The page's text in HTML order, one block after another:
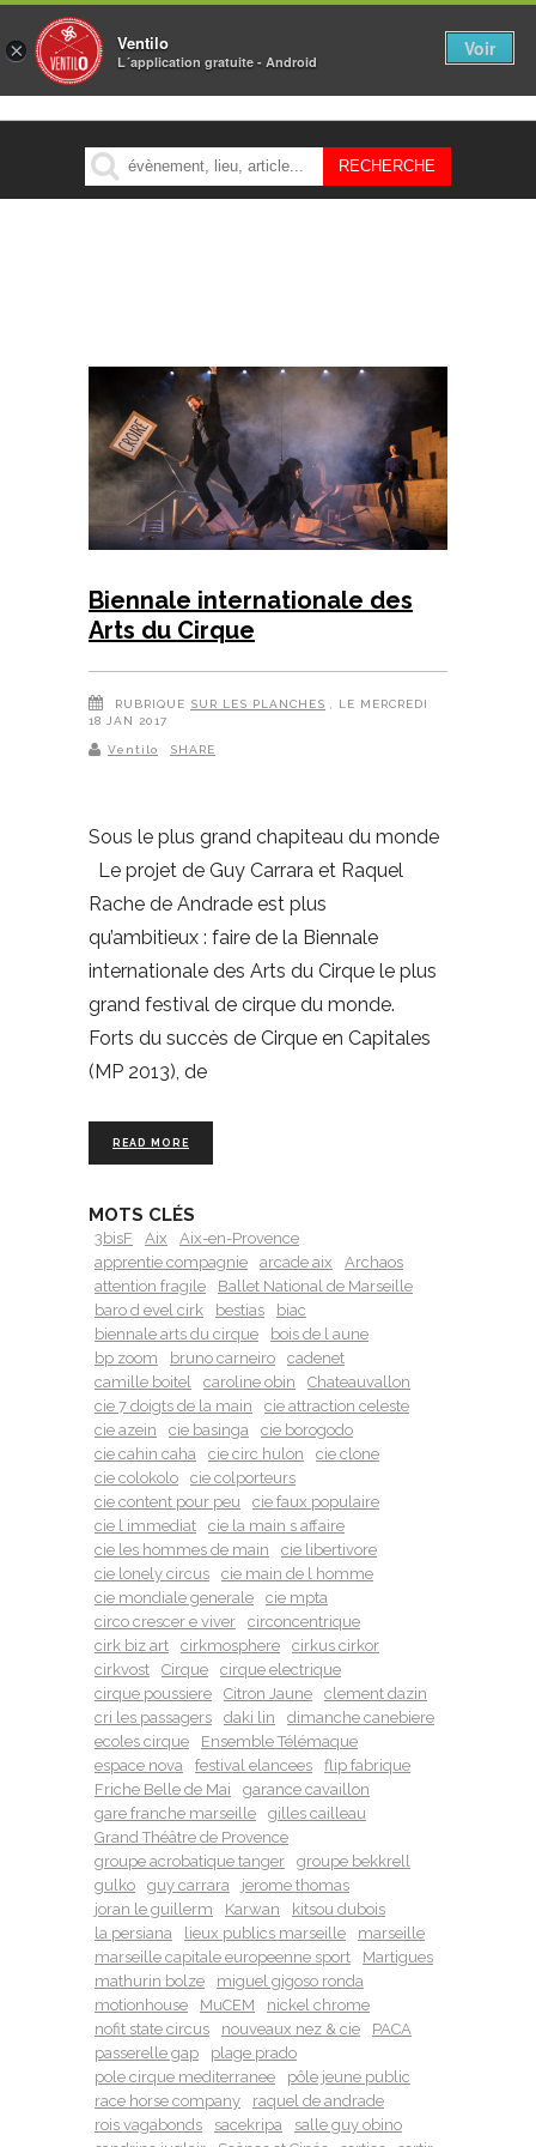
MENU
Biennale internationale des
Arts du Cirque
RUBRIQUE SUR LES PLANCHES
, LE MERCREDI
18 JAN 2017
Ventilo SHARE
Sous le plus grand chapiteau du monde
Le projet de Guy Carrara et Raquel
Rache de Andrade est plus
qu’ambitieux : faire de la Biennale
internationale des Arts du Cirque le plus
grand festival de cirque du monde.
Forts du succès de Cirque en Capitales
(MP 2013), de
READ MORE
MOTS CLÉS
3bisF Aix
Aix-en-Provence
apprentie compagnie
arcade aix
Archaos
attention fragile
Ballet National de Marseille
baro d evel cirk
bestias
biac
biennale arts du cirque
bois de l aune
bp zoom
bruno carneiro
cadenet
camille boitel
caroline obin
Chateauvallon
cie 7 doigts de la main
cie attraction celeste
cie azein
cie basinga
cie borogodo
cie cahin caha
cie circ hulon
cie clone
cie colokolo
cie colporteurs
cie content pour peu
cie faux populaire
cie l immediat
cie la main s affaire
cie les hommes de main
cie libertivore
cie lonely circus
cie main de l homme
cie mondiale generale
cie mpta
circo crescer e viver
circoncentrique
cirk biz art
cirkmosphere
cirkus cirkor
cirkvost
Cirque
cirque electrique
cirque poussiere
Citron Jaune
clement dazin
cri les passagers
daki lin
dimanche canebiere
ecoles cirque
Ensemble Télémaque
espace nova
festival elancees
flip fabrique
Friche Belle de Mai
garance cavaillon
gare franche marseille
gilles cailleau
Grand Théâtre de Provence
groupe acrobatique tanger
groupe bekkrell
gulko
guy carrara
jerome thomas
joran le guillerm
Karwan
kitsou dubois
la persiana
lieux publics marseille
marseille
marseille capitale europeenne sport
Martigues
mathurin bolze
miguel gigoso ronda
motionhouse
MuCEM
nickel chrome
nofit state circus
nouveaux nez & cie
PACA
passerelle gap
plage prado
pole cirque mediterranee
pôle jeune public
race horse company
raquel de andrade
rois vagabonds
sacekripa
salle guy obino
× Ventilo
L´application gratuite - Android
Voir